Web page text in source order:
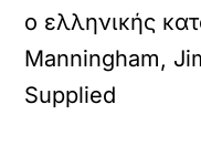
ο ελληνικής
Manningham,
Supplied